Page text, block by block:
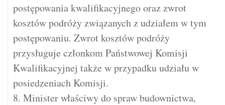
postępowania kwalifikacyjnego oraz zwrot
kosztów podróży związanych z udziałem w tym
postępowaniu. Zwrot kosztów podróży
przysługuje członkom Państwowej Komisji
Kwalifikacyjnej także w przypadku udziału w
posiedzeniach Komisji.
8. Minister właściwy do spraw budownictwa,